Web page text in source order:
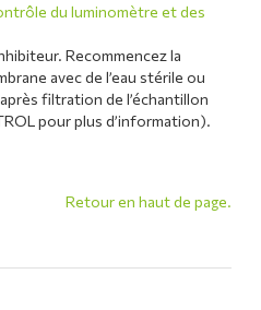
du luminomètre et des
Recommencez la
avec de l’eau stérile ou
filtration de l’échantillon
pour plus d’information).
Retour en haut de page.